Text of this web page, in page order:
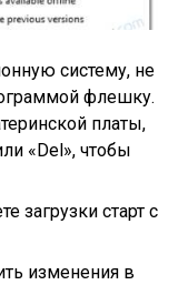
систему, не
флешку.
платы,
«Del», чтобы
загрузки старт с
изменения в